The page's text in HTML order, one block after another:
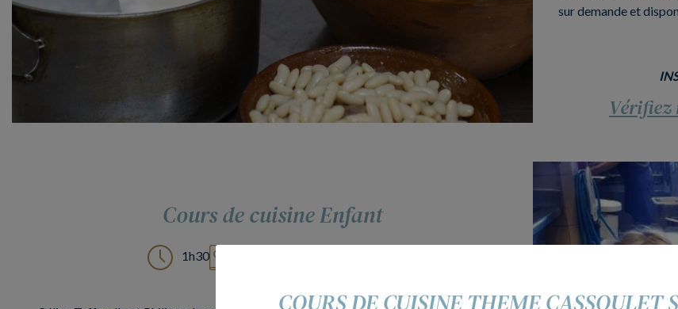
sur demande et
Vérifiez
Cours de cuisine Enfant
1h30
COURS DE CUISINE THEME CASSOULET